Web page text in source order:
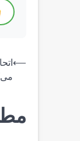
⟵